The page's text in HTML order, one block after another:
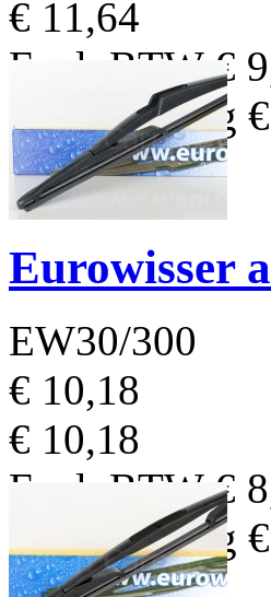
€ 11,64
Excl. BTW€
BTW Bedrag
Eurowisser
EW30/300
€ 10,18
€ 10,18
Excl. BTW€
BTW Bedrag